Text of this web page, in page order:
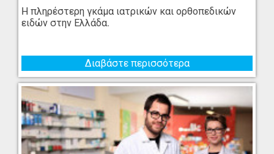
H πληρέστερη γκάμα ιατρικών και ορθοπεδικών
ειδών στην Ελλάδα.
Διαβάστε περισσότερα